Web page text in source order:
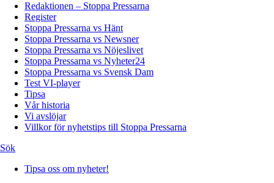
Redaktionen – Stoppa Pressarna
Register
Stoppa Pressarna vs Hänt
Stoppa Pressarna vs Newsner
Stoppa Pressarna vs Nöjeslivet
Stoppa Pressarna vs Nyheter24
Stoppa Pressarna vs Svensk Dam
Test VI-player
Tipsa
Vår historia
Vi avslöjar
Villkor för nyhetstips till Stoppa Pressarna
Sök
Tipsa oss om nyheter!